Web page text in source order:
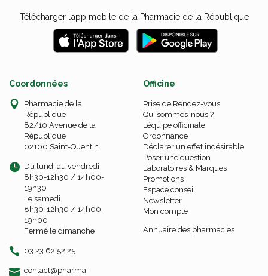
Télécharger l’app mobile de la Pharmacie de la République
Coordonnées
Pharmacie de la
République
82/10 Avenue de la
République
02100 Saint-Quentin
Du lundi au vendredi
8h30-12h30 / 14h00-
19h30
Le samedi
8h30-12h30 / 14h00-
19h00
Fermé le dimanche
03 23 62 52 25
contact-
@-
pharma-
Officine
Prise de Rendez-vous
Qui sommes-nous ?
L’équipe officinale
Ordonnance
Déclarer un effet indésirable
Poser une question
Laboratoires & Marques
Promotions
Espace conseil
Newsletter
Mon compte
Annuaire des pharmacies